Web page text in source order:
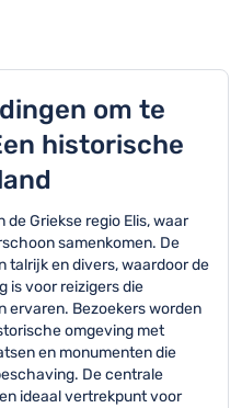
om te
historische
Griekse regio Elis, waar
samenkomen. De
talrijk en divers, waardoor de
is voor reizigers die
ervaren. Bezoekers worden
omgeving met
en monumenten die
De centrale
ideaal vertrekpunt voor